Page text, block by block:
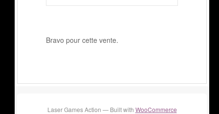
Bravo pour cette vente.
Laser Games Action — Built with WooCommerce